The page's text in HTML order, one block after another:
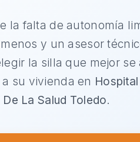
la falta de autonomía
y un asesor
la silla que mejor se
su vivienda en
De La Salud Toledo.